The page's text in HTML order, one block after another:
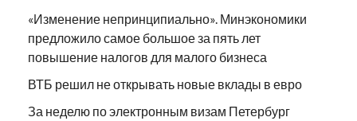
«Изменение непринципиально». Минэкономики
предложило самое большое за пять лет
повышение налогов для малого бизнеса
ВТБ решил не открывать новые вклады в евро
За неделю по электронным визам Петербург